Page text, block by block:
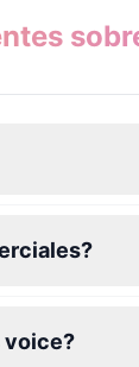
voice?